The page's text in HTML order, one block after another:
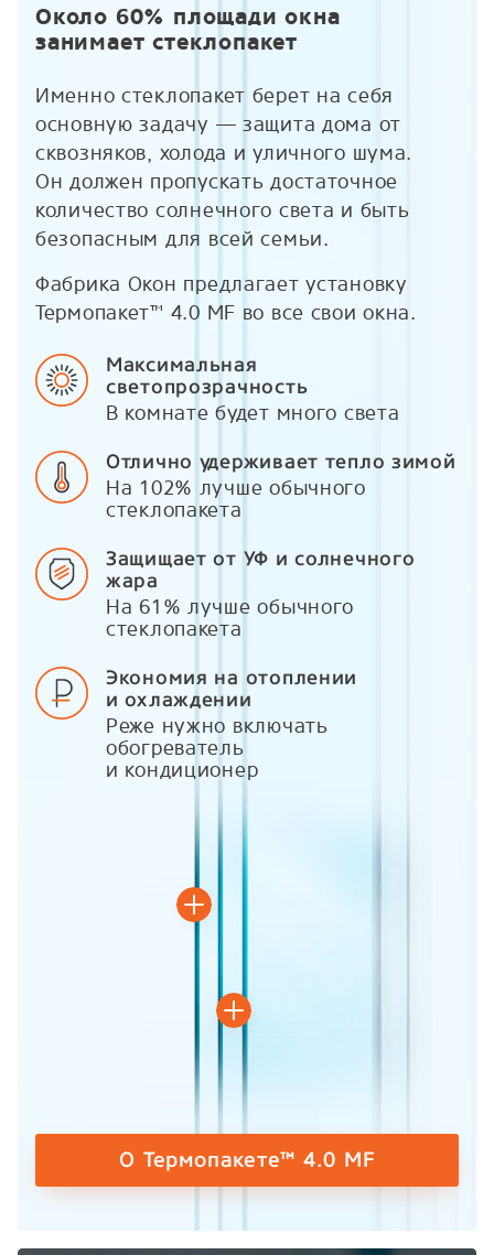
Около 60% площади окна
занимает стеклопакет
Именно стеклопакет берет на себя
основную задачу — защита дома от
сквозняков, холода и уличного шума.
Он должен пропускать достаточное
количество солнечного света и быть
безопасным для всей семьи.
Фабрика Окон предлагает установку
Термопакет™ 4.0 MF во все свои окна.
Максимальная
светопрозрачность
В комнате будет много света
Отлично удерживает тепло зимой
На 102% лучше обычного
стеклопакета
Защищает от УФ и солнечного
жара
На 61% лучше обычного
стеклопакета
Экономия на отоплении
и охлаждении
Реже нужно включать
обогреватель
и кондиционер
О Термопакете™ 4.0 MF